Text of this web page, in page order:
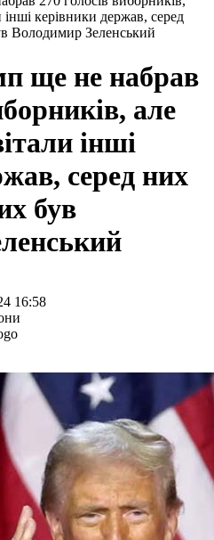
керівники держав, серед
Володимир Зеленський
ще не набрав
але
інші
серед них
був
16:58